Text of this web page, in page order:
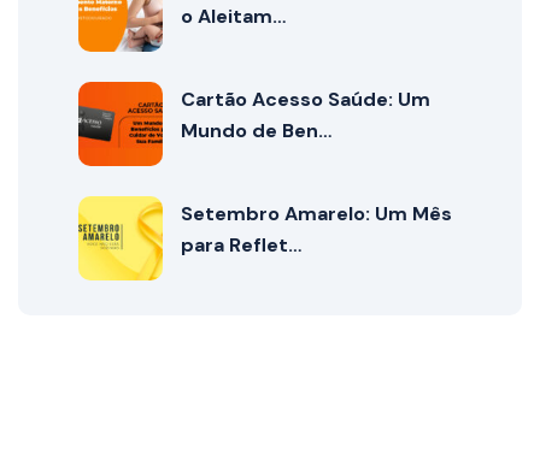
o Aleitam…
Cartão Acesso Saúde: Um
Mundo de Ben…
Setembro Amarelo: Um Mês
para Reflet…